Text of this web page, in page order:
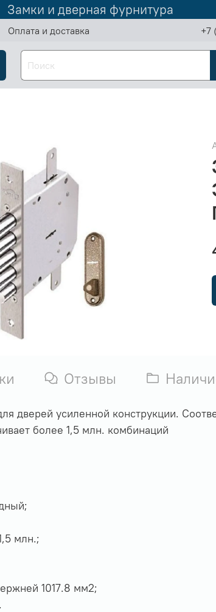
Замки и дверная фурнитура
Оплата и доставка +7
Отзывы
дверей усиленной конструкции.
более 1,5 млн. комбинаций
млн.;
1017.8 мм2;